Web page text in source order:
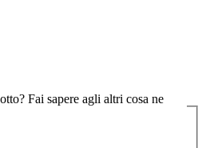
Fai sapere agli altri cosa ne